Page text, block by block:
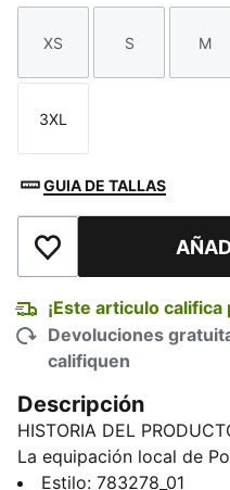
Talla
XS
Talla
S
Talla
M
Talla
3XL
GUIA DE TALLAS
Añadir a la lista de
¡Este articulo
Devoluciones
califiquen
Descripción
HISTORIA DEL
La equipación local de
océano y la intensidad
Estilo: 783278_01